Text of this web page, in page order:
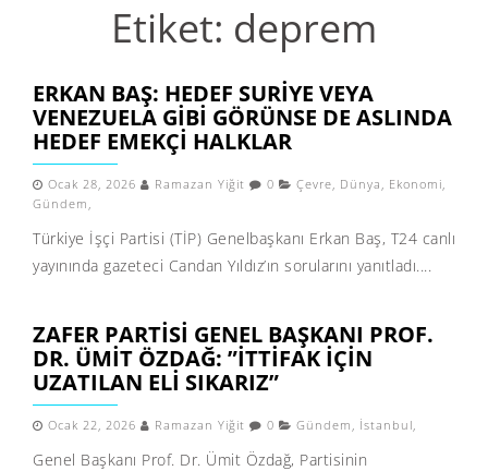
Etiket: deprem
ERKAN BAŞ: HEDEF SURIYE VEYA
VENEZUELA GIBI GÖRÜNSE DE ASLINDA
HEDEF EMEKÇI HALKLAR
Ocak 28, 2026 Ramazan Yiğit 0 Çevre, Dünya , Ekonomi,
Gündem ,
Türkiye İşçi Partisi (TİP) Genelbaşkanı Erkan Baş, T24 canlı
yayınında gazeteci Candan Yıldız’ın sorularını yanıtladı....
ZAFER PARTISI GENEL BAŞKANI PROF.
DR. ÜMIT ÖZDAĞ: ”İTTIFAK IÇIN
UZATILAN ELI SIKARIZ”
Ocak 22, 2026 Ramazan Yiğit 0 Gündem , İstanbul,
Genel Başkanı Prof. Dr. Ümit Özdağ, Partisinin